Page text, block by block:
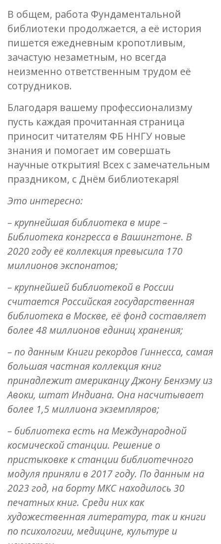
В общем, работа Фундаментальной
библиотеки продолжается, а её история
пишется ежедневным кропотливым,
зачастую незаметным, но всегда
неизменно ответственным трудом её
сотрудников.
Благодаря вашему профессионализму
пусть каждая прочитанная страница
приносит читателям ФБ ННГУ новые
знания и помогает им совершать
научные открытия! Всех с замечательным
праздником, с Днём библиотекаря!
Это интересно:
– крупнейшая библиотека в мире –
Библиотека конгресса в Вашингтоне. В
2020 году её коллекция превысила 170
миллионов экспонатов;
– крупнейшей библиотекой в России
считается Российская государственная
библиотека в Москве, её фонд составляет
более 48 миллионов единиц хранения;
– по данным Книги рекордов Гиннесса, самая
большая частная коллекция книг
принадлежит американцу Джону Бенхэму из
Авоки, штат Индиана. Она насчитывает
более 1,5 миллиона экземпляров;
– библиотека есть на Международной
космической станции. Решение о
пристыковке к станции библиотечного
модуля приняли в 2017 году. По данным на
2023 год, на борту МКС находилось 30
печатных книг. Среди них как
художественная литература, так и книги
по психологии, медицине, культуре и